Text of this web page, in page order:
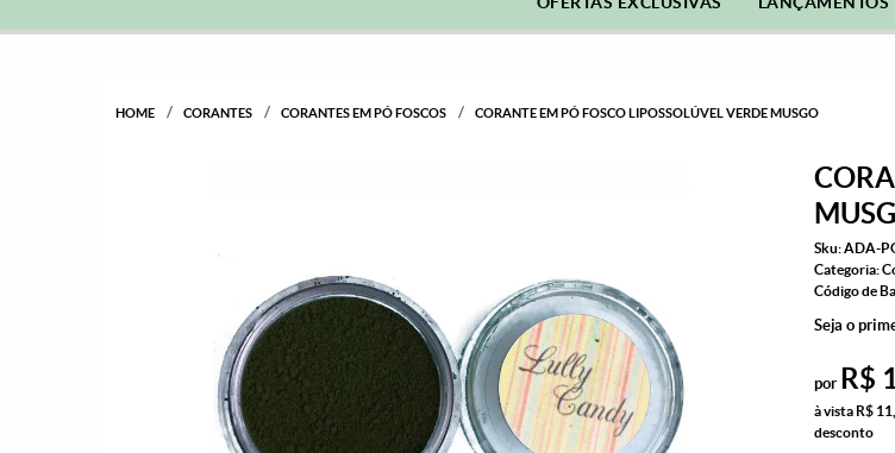
HOME CORANTES CORANTES EM PÓ FOSCOS CORANTE EM PÓ FOSCO LIPOSSOLÚVEL VERDE MUSGO
Sku:ADA-
Categoria:
Código de
Seja o
por R$
à vista R$
desconto